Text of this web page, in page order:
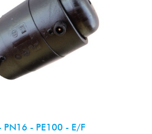
- PE100 - E/F